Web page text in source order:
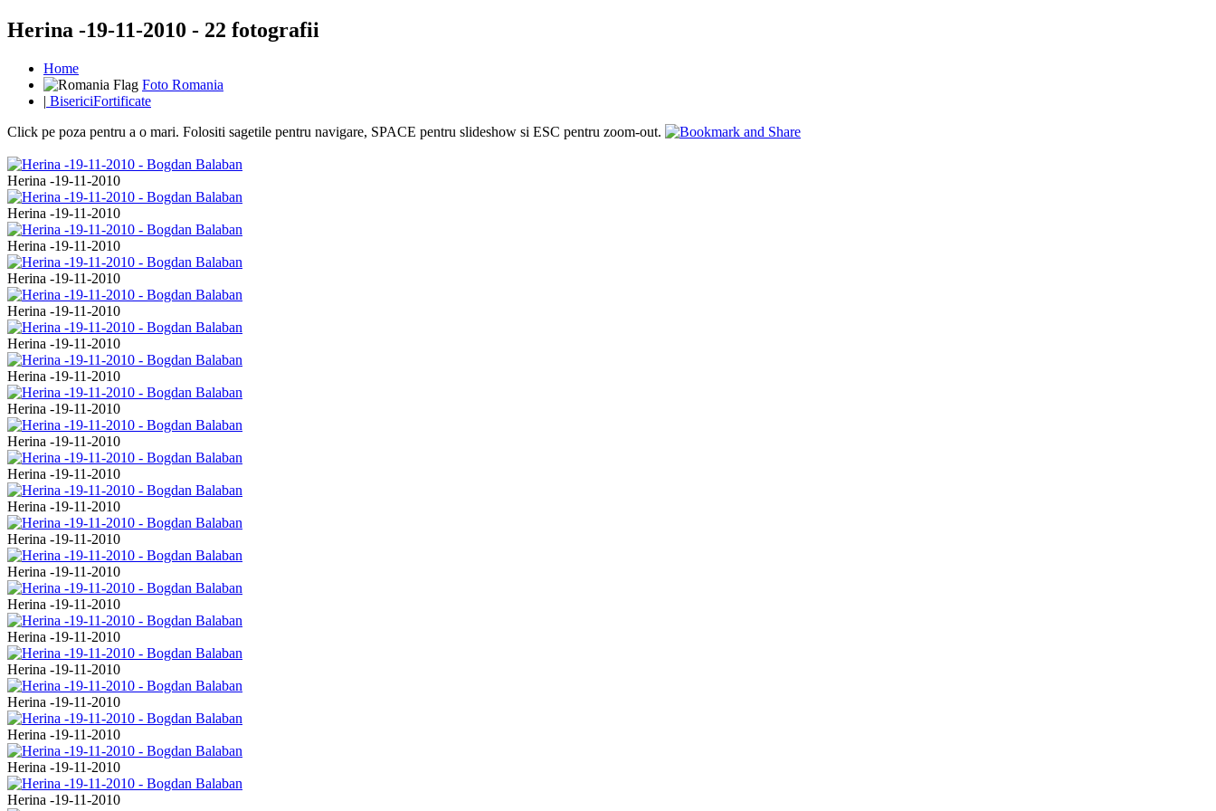
Herina -19-11-2010 - 22 fotografii
Home
Foto Romania
| BisericiFortificate
Click pe poza pentru a o mari. Folositi sagetile pentru navigare, SPACE pentru slideshow si ESC pentru zoom-out.
Herina -19-11-2010
Herina -19-11-2010
Herina -19-11-2010
Herina -19-11-2010
Herina -19-11-2010
Herina -19-11-2010
Herina -19-11-2010
Herina -19-11-2010
Herina -19-11-2010
Herina -19-11-2010
Herina -19-11-2010
Herina -19-11-2010
Herina -19-11-2010
Herina -19-11-2010
Herina -19-11-2010
Herina -19-11-2010
Herina -19-11-2010
Herina -19-11-2010
Herina -19-11-2010
Herina -19-11-2010